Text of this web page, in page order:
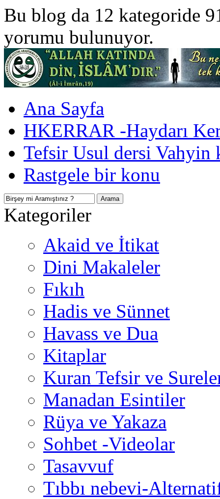
Bu blog da 12 kategoride
yorumu bulunuyor.
Ana Sayfa
HKERRAR -Haydarı
Tefsir Usul dersi Vahyin
Rastgele bir konu
Kategoriler
Akaid ve İtikat
Dini Makaleler
Fıkıh
Hadis ve Sünnet
Havass ve Dua
Kitaplar
Kuran Tefsir ve
Manadan Esintiler
Rüya ve Yakaza
Sohbet -Videolar
Tasavvuf
Tıbbı nebevi-